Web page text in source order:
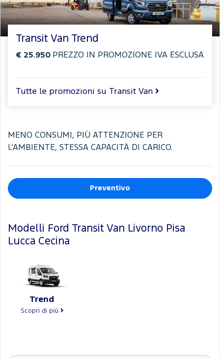
Transit Van Trend
€ 25.950 PREZZO IN PROMOZIONE IVA ESCLUSA
Tutte le promozioni su Transit Van
MENO CONSUMI, PIÙ ATTENZIONE PER
L’AMBIENTE, STESSA CAPACITÀ DI CARICO.
Preventivo
Modelli Ford Transit Van Livorno Pisa
Lucca Cecina
Trend
Scopri di più